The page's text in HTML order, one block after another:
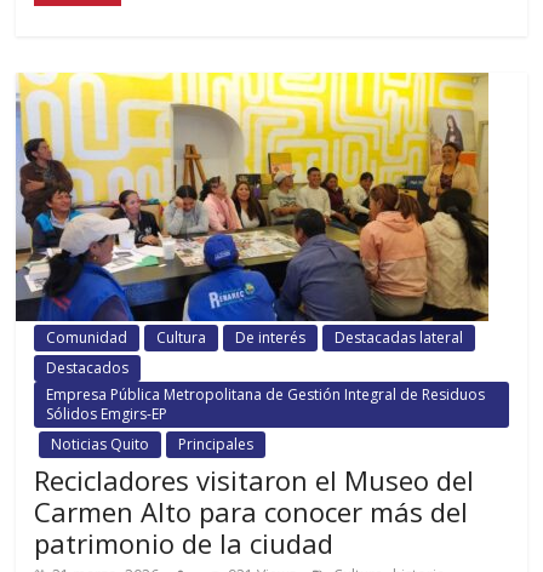
Comunidad Cultura De interés
Destacadas lateral
Destacados
Empresa Pública Metropolitana de Gestión Integral de Residuos
Sólidos Emgirs-EP
Noticias Quito
Principales
Recicladores visitaron el Museo del
Carmen Alto para conocer más del
patrimonio de la ciudad